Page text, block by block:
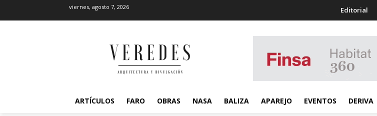
viernes, agosto 7, 2026 Editorial
ARTÍCULOS FARO OBRAS NASA BALIZA APAREJO EVENTOS DERIVA